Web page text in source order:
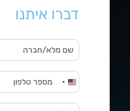
דברו איתנו
ש
ם
מ
ל
ט
ל
פ
United States +1